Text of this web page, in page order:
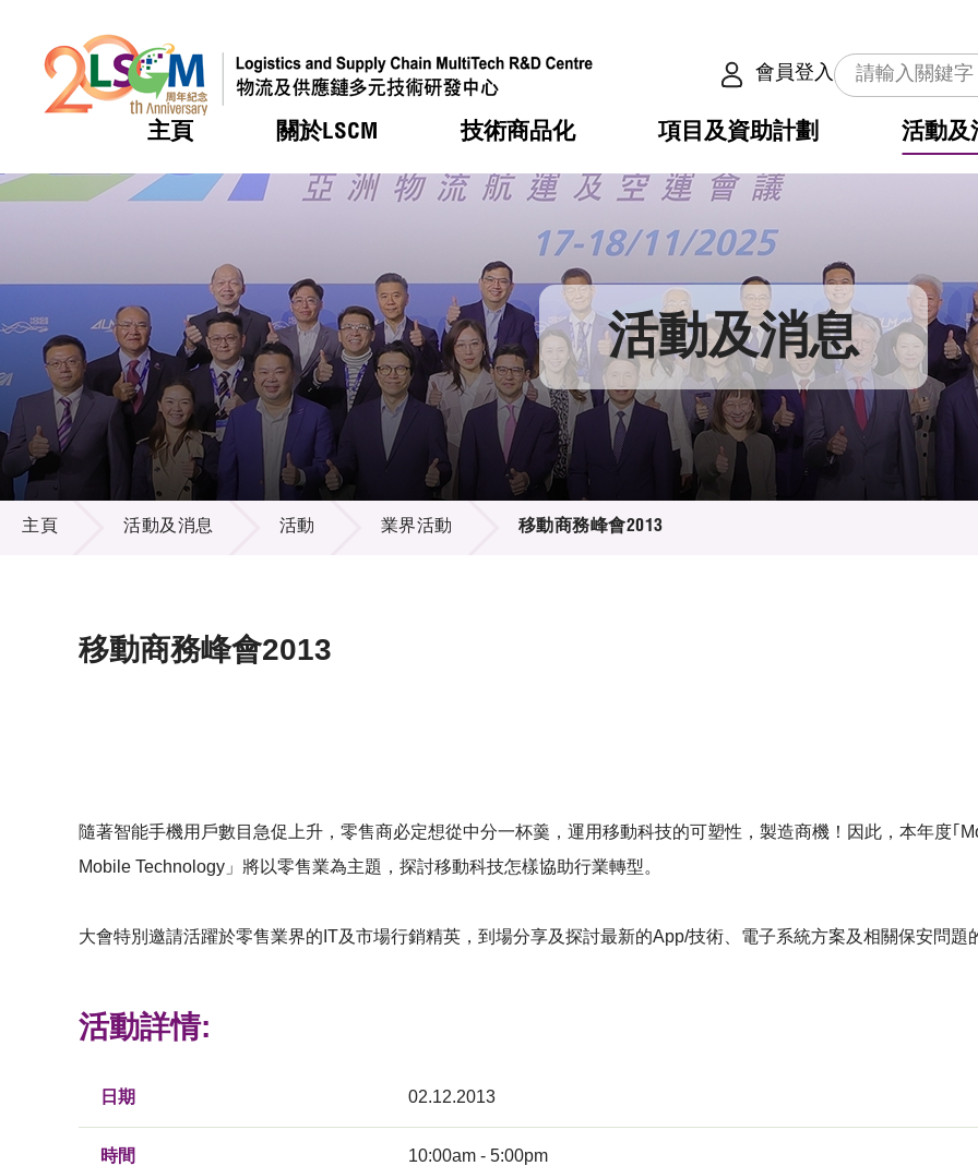
會員登入
主頁 關於LSCM
熱門 機構簡介
組織架構
組織架構
董事局
研究顧問
招標通告
技術商品化
熱門 服務
可獲授權之技術
應用於公共服務之創新技術
重點項目
項目及資助計劃
熱門 合作計劃
資助計劃
資助計劃
稅務優惠
申請
評審
徵求研發項目計劃書
項目資料庫
活動及
熱門 活動
獎項
新聞中心
媒體報導
新聞稿
資訊中心
多媒體
出版刊物
熱門 會籍及服務
會員列表
會員登入 活動及消息
活動及消息
主頁 活動及消息 活動 業界活動 移動商務峰會2013
移動商務峰會2013
隨著智能手機用戶數目急促上升，零售商必定想從中分一杯羹，運用移動科技的可塑性，製造商機！因此，本年度｢
Mobile Technology」將以零售業為主題，探討移動科技怎樣協助行業轉型。
大會特別邀請活躍於零售業界的IT及市場行銷精英，到場分享及探討最新的App/技術、電子系統方案及相關保安問
活動詳情:
日期 02.12.2013
時間 10:00am - 5:00pm